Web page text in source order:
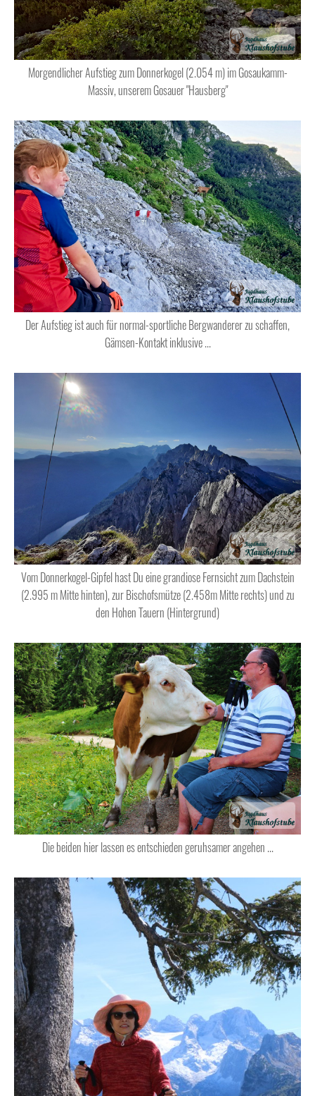
Morgendlicher Aufstieg zum Donnerkogel (2.054 m) im Gosaukamm-
Massiv, unserem Gosauer "Hausberg"
Der Aufstieg ist auch für normal-sportliche Bergwanderer zu schaffen,
Gämsen-Kontakt inklusive ...
Vom Donnerkogel-Gipfel hast Du eine grandiose Fernsicht zum Dachstein
(2.995 m Mitte hinten), zur Bischofsmütze (2.458m Mitte rechts) und zu
den Hohen Tauern (Hintergrund)
Die beiden hier lassen es entschieden geruhsamer angehen ...